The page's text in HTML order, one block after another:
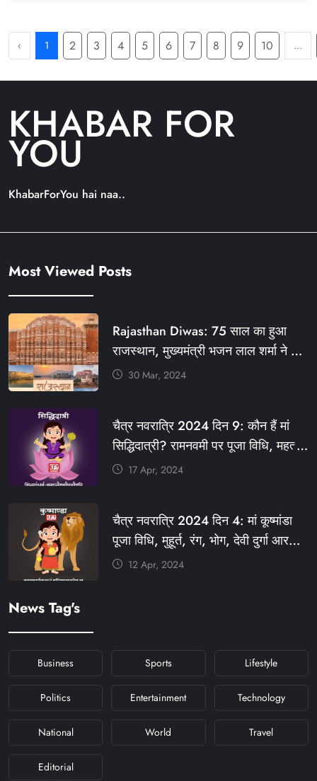
‹ 1 2 3 4 5 6 7 8 9 10 ...
KHABAR FOR
YOU
KhabarForYou hai naa..
Most Viewed Posts
Rajasthan Diwas: 75 साल का हुआ
राजस्थान, मुख्यमंत्री भजन लाल शर्मा ने दी
बधाई, आज फ्री रहेंगी ये सेवाएं
#KHABARFORYOU #KFYNEWS
#KFYSOCIAL
30 Mar, 2024
चैत्र नवरात्रि 2024 दिन 9: कौन हैं मां
सिद्धिदात्री? रामनवमी पर पूजा विधि, महत्व,
रंग, प्रसाद #KFY #KFYNEWS
#NAVRATRIDAY
17 Apr, 2024
चैत्र नवरात्रि 2024 दिन 4: मां कूष्मांडा
पूजा विधि, मुहूर्त, रंग, भोग, देवी दुर्गा आरती
और मंत्र #KFY #KFYNEWS
12 Apr, 2024
News Tag's
Business Sports Lifestyle
Politics Entertainment Technology
National World Travel
Editorial